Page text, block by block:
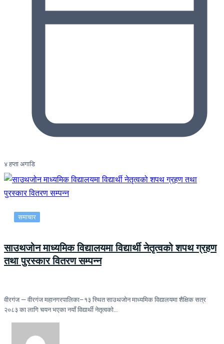
४ हप्ता अगाडि
समाचार
साउथजोन माध्यमिक विद्यालयमा विद्यार्थी नेतृत्वको शपथ ग्रहण
तथा पुरस्कार वितरण सम्पन्न
वीरगंज — वीरगंज महानगरपालिका–१३ स्थित साउथजोन माध्यमिक विद्यालयमा शैक्षिक सत्र
२०८३ का लागि चयन भएका नयाँ विद्यार्थी नेतृत्वको…